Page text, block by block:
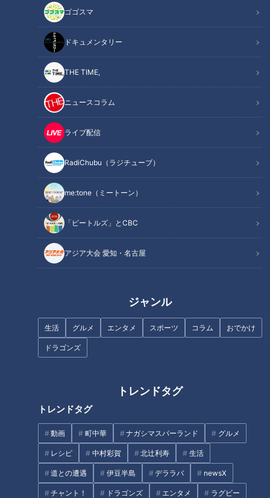
ゴゴスマ
ドキュメンタリー
THE TIME,
ニュースコラム
ライブ配信
RadiChubu（ラジチューブ）
me:tone（ミートーン）
「ビートルズ」とCBC
アジア大会 愛知・名古屋
ジャンル
生活 グルメ エンタメ スポーツ コラム おでかけ
ドラゴンズ
トレンドタグ
トレンドタグ
動画 町中華 ナガシマスパーランド グルメ
レシピ 中村彩賀 北辻利寿 生活
道との遭遇 伊豆半島 デララバ newsX
チャント！ ドラゴンズ エンタメ ラグビー
畳を挿しこむ特殊な堤防
日本最大級の陸閘＆日本唯一のトンネル水門
水害対策で川を人工的に分流
オススメ関連コンテンツ
畳を挿しこむ特殊な堤防
鹿取さんと一緒に旅をするのは、プロのオーケストラ指揮者・
稲垣宏樹さん。訪れたのは、岐阜駅の北に位置する長良川。濃
ります。堤防道路を見ることで、その歴史を知ることができる
と鹿取さんは言います。さっそく堤防を観察してみると、堤防
脇の欄干すべてに溝があるのを発見。
（道マニア・鹿取茂雄さん）
「近隣の住民が家から畳を持ってきて、挿しこめるようになっ